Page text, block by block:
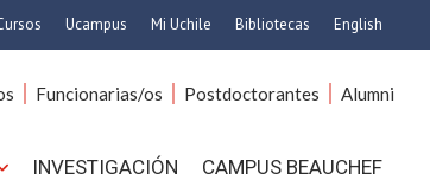
Cs. Agronómicas
Ucampus Mi Uchile Bibliotecas English
Funcionarias/os Postdoctorantes Alumni
INVESTIGACIÓN CAMPUS BEAUCHEF